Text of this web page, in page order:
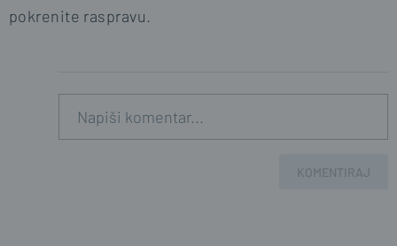
pokrenite raspravu.
KOMENTIRAJ